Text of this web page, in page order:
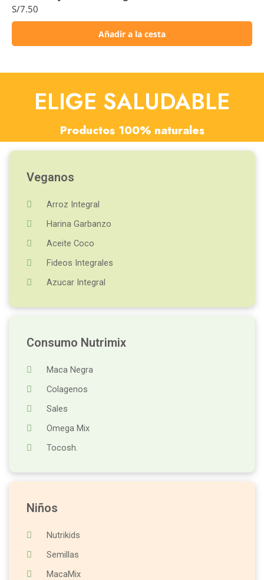
S/7.50
Añadir a la cesta
ELIGE SALUDABLE
Productos 100% naturales
Veganos
Arroz Integral
Harina Garbanzo
Aceite Coco
Fideos Integrales
Azucar Integral
Consumo Nutrimix
Maca Negra
Colagenos
Sales
Omega Mix
Tocosh.
Niños
Nutrikids
Semillas
MacaMix